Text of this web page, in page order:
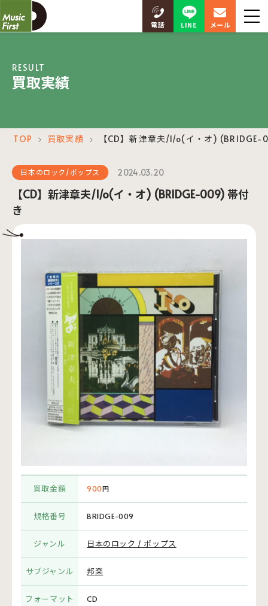
電話 LINE メール
RESULT
買取実績
TOP ＞ 買取実績 ＞ 【CD】新津章夫/I/o(イ・オ)
日本のロック/ポップス 2024.03.20
【CD】新津章夫/I/o(イ・オ) (BRIDGE-009) 帯付
き
買取金額 900円
規格番号 BRIDGE-009
ジャンル 日本のロック / ポップス
サブジャンル 邦楽
フォーマット CD